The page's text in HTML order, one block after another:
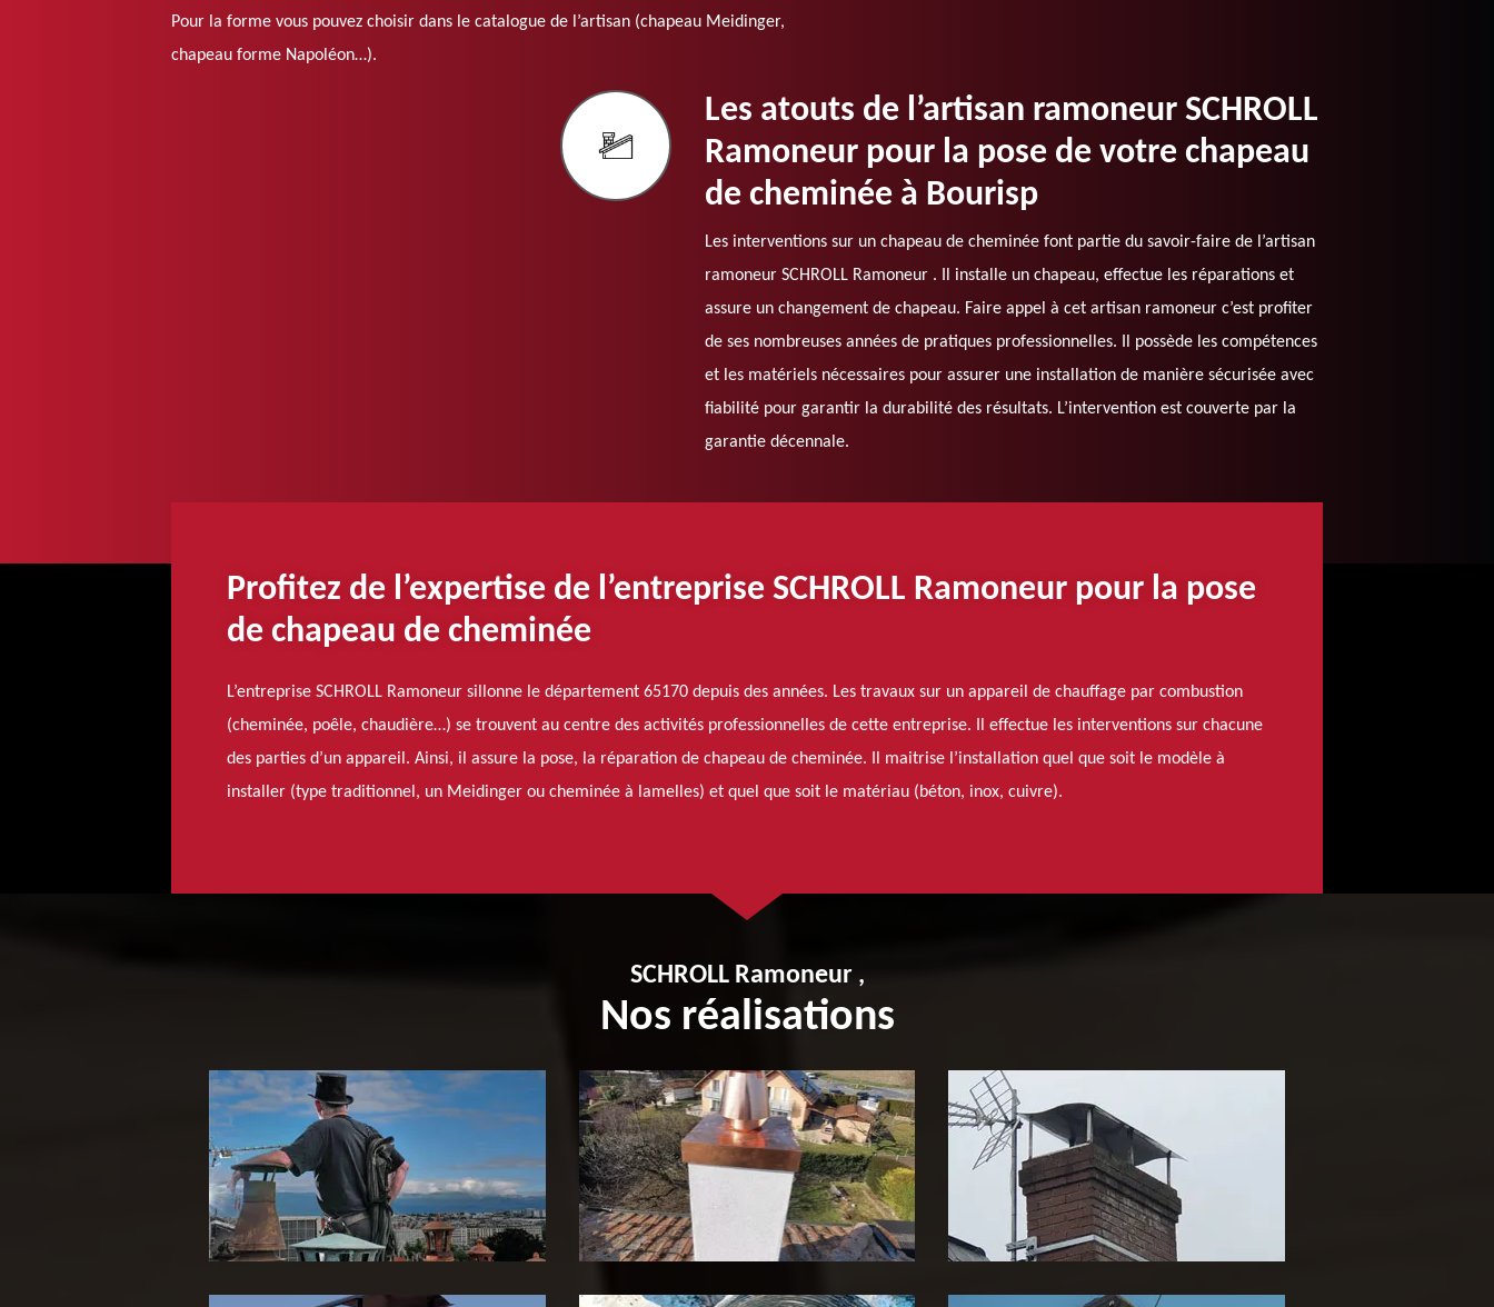
Pour la forme vous pouvez choisir dans le catalogue de l’artisan (chapeau Meidinger,
chapeau forme Napoléon…).
Les atouts de l’artisan ramoneur SCHROLL
Ramoneur pour la pose de votre chapeau
de cheminée à Bourisp
Les interventions sur un chapeau de cheminée font partie du savoir-faire de l’artisan
ramoneur SCHROLL Ramoneur . Il installe un chapeau, effectue les réparations et
assure un changement de chapeau. Faire appel à cet artisan ramoneur c’est profiter
de ses nombreuses années de pratiques professionnelles. Il possède les compétences
et les matériels nécessaires pour assurer une installation de manière sécurisée avec
fiabilité pour garantir la durabilité des résultats. L’intervention est couverte par la
garantie décennale.
Profitez de l’expertise de l’entreprise SCHROLL Ramoneur pour la pose
de chapeau de cheminée
L’entreprise SCHROLL Ramoneur sillonne le département 65170 depuis des années. Les travaux sur un appareil de chauffage par combustion
(cheminée, poêle, chaudière…) se trouvent au centre des activités professionnelles de cette entreprise. Il effectue les interventions sur chacune
des parties d’un appareil. Ainsi, il assure la pose, la réparation de chapeau de cheminée. Il maitrise l’installation quel que soit le modèle à
installer (type traditionnel, un Meidinger ou cheminée à lamelles) et quel que soit le matériau (béton, inox, cuivre).
SCHROLL Ramoneur ,
Nos réalisations
Ramoneur 65
Pose de tubage de cheminée
65
Pose de chapeau de
cheminée 65